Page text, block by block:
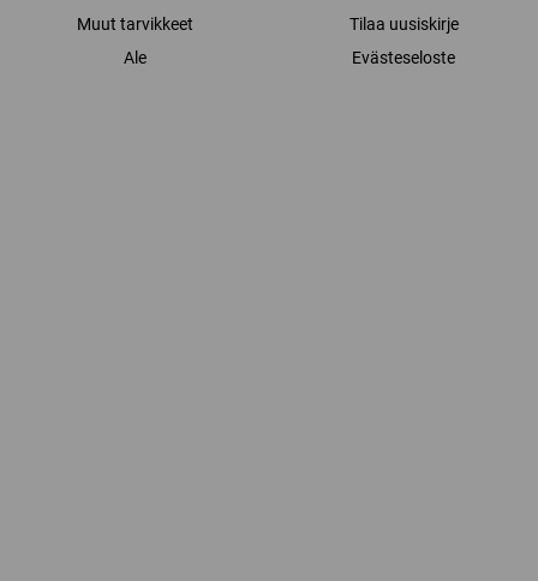
Muut tarvikkeet
Ale
Tilaa uusiskirje
Evästeseloste